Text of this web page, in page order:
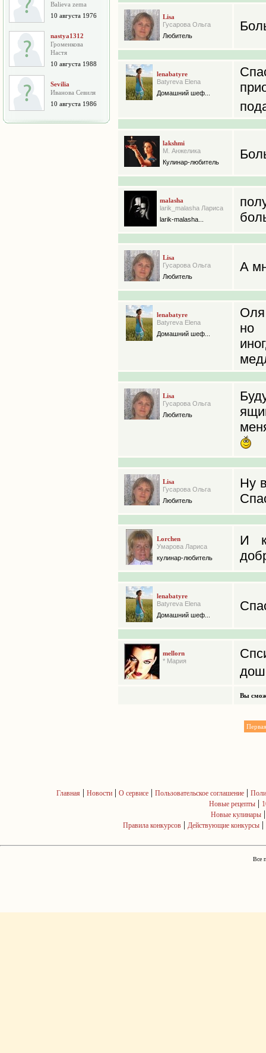
Balieva zema
10 августа 1976
nastya1312
Громенкова
Настя
10 августа 1988
Sevilia
Иванова Севиля
10 августа 1986
Lisa
Гусарова Ольга
Любитель
lenabatyre
Batyreva Elena
Домашний шеф...
lakshmi
М. Анжелика
Кулинар-любитель
malasha
larik_malasha Лариса
larik-malasha...
Lisa
Гусарова Ольга
Любитель
А
lenabatyre
Batyreva Elena
Домашний шеф...
Оля
но
Lisa
Гусарова Ольга
Любитель
Lisa
Гусарова Ольга
Любитель
Ну
Lorchen
Умарова Лариса
кулинар-любитель
И
lenabatyre
Batyreva Elena
Домашний шеф...
mellorn
* Мария
Вы
Первая
Главная | Новости| О сервисе| Пользовательское соглашение|
Новые рецепты |
Новые кулинары
Правила конкурсов | Действующие конкурсы |
Все